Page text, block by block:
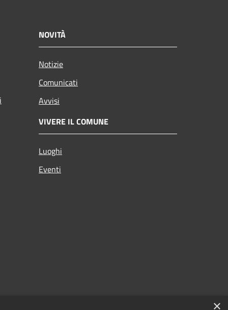
NOVITÀ
Notizie
Comunicati
Avvisi
VIVERE IL COMUNE
Luoghi
Eventi
×